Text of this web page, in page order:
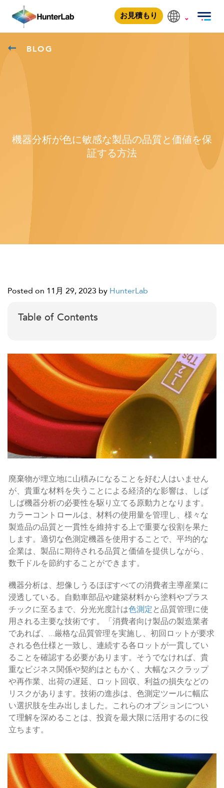
お見積もり
BLOG
機器分析が色に敏感な製品の品質と価値を保
証する方法
Posted on 11月 29, 2023 by HunterLab
Table of Contents
廃棄物が埋立地に山積みになることを好む人はいません
が、貴重な材料を失うことによる経済的な影響は、しば
しば機器分析の必要性を駆り立てる原動力となります。
カラーコントロールは、材料の使用量を管理し、様々な
製造品の品質と一貫性を維持する上で重要な役割を果た
します。適切な色測定機器を使用することで、平均的な
企業は、製品に期待される品質と価値を提供しながら、
数千ドルを節約することができます。
機器分析は、想像しうるほぼすべての消費者主導産業に
浸透している。自動車部品や建築材料から塗料やプラス
チックに至るまで、分光光度計は色測定と品質管理に使
用される主要な技術です。「消費者向け製品の製造業者
であれば、...厳格な品質管理を実施し、初回ロットが要求
される色仕様と一致し、連続する各ロットが一貫してい
ることを確認する必要があります。そうでなければ、貴
重なビジネス関係や契約はともかく、大幅なスクラップ
や再作業、出荷の遅延、ロット回収、利益の損失などの
リスクがあります。技術の進歩は、色測定ツールに幅広
い選択肢を生み出しました。これらのオプションについ
て理解を深めることは、投資を最大限に活用するのに役
立ちます。